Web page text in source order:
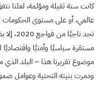
كانت سنة ثقيلة ومؤلمة، لعلنا
عالمي، أو على مستوى الحكومات
تجد
مستقرة سياسيًا وأمنيًا
موضوع تقريرنا هذا – البلد
ودمرت بنيته التحتية وعوامل